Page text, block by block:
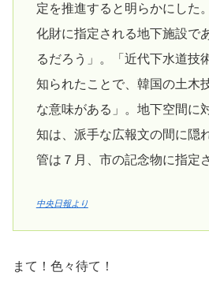
定を推進すると明らかにした
化財に指定される地下施設で
るだろう」。「近代下水道技
知られたことで、韓国の土木
な意味がある」。地下空間に
知は、派手な広報文の間に隠
管は７月、市の記念物に指定
中央日報より
まて！色々待て！